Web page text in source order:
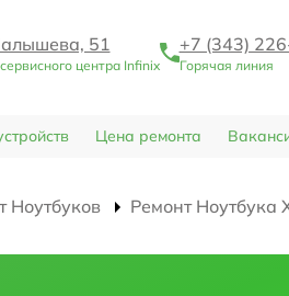
51
центра Infinix
+7 (343)
Горячая линия
Цена ремонта
Ноутбуков Ремонт Ноутбука